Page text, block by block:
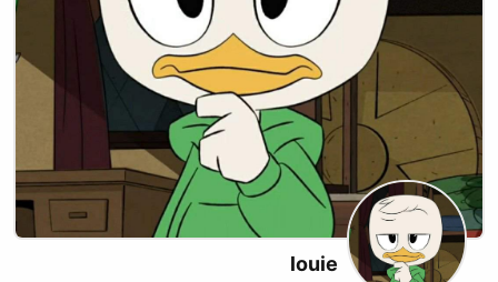
louie